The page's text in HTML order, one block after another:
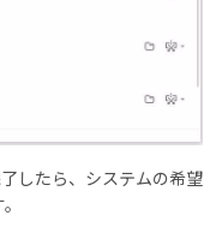
したら、システムの希望